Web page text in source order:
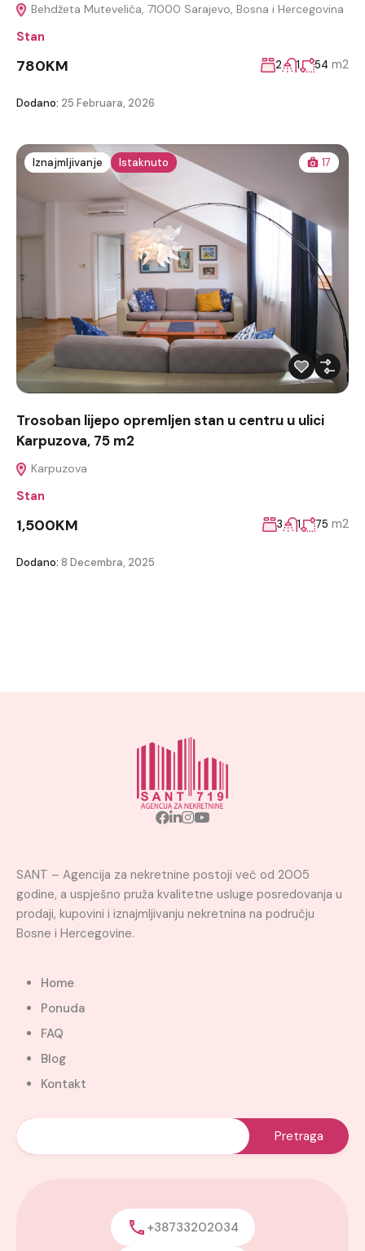
Behdžeta Mutevelića, 71000 Sarajevo, Bosna i Hercegovina
Stan
780KM 2 1 54 m2
Dodano: 25 Februara, 2026
Iznajmljivanje Istaknuto 17
Trosoban lijepo opremljen stan u centru u ulici
Karpuzova, 75 m2
Karpuzova
Stan
1,500KM 3 1 75 m2
Dodano: 8 Decembra, 2025
SANT – Agencija za nekretnine postoji već od 2005
godine, a uspješno pruža kvalitetne usluge posredovanja u
prodaji, kupovini i iznajmljivanju nekretnina na području
Bosne i Hercegovine.
Home
Ponuda
FAQ
Blog
Kontakt
+38733202034